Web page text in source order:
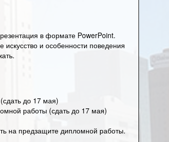
в формате PowerPoint.
искусство и особенности поведения
(сдать до 17 мая)
работы (сдать до 17 мая)
на предзащите дипломной работы.